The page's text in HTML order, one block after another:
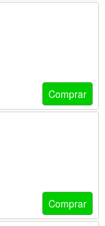
Comprar
Comprar